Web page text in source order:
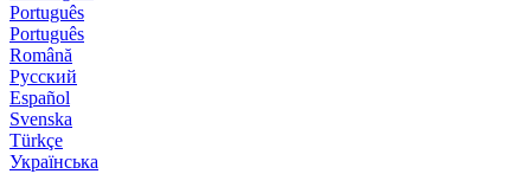
Português
Português
Română
Русский
Español
Svenska
Türkçe
Українська